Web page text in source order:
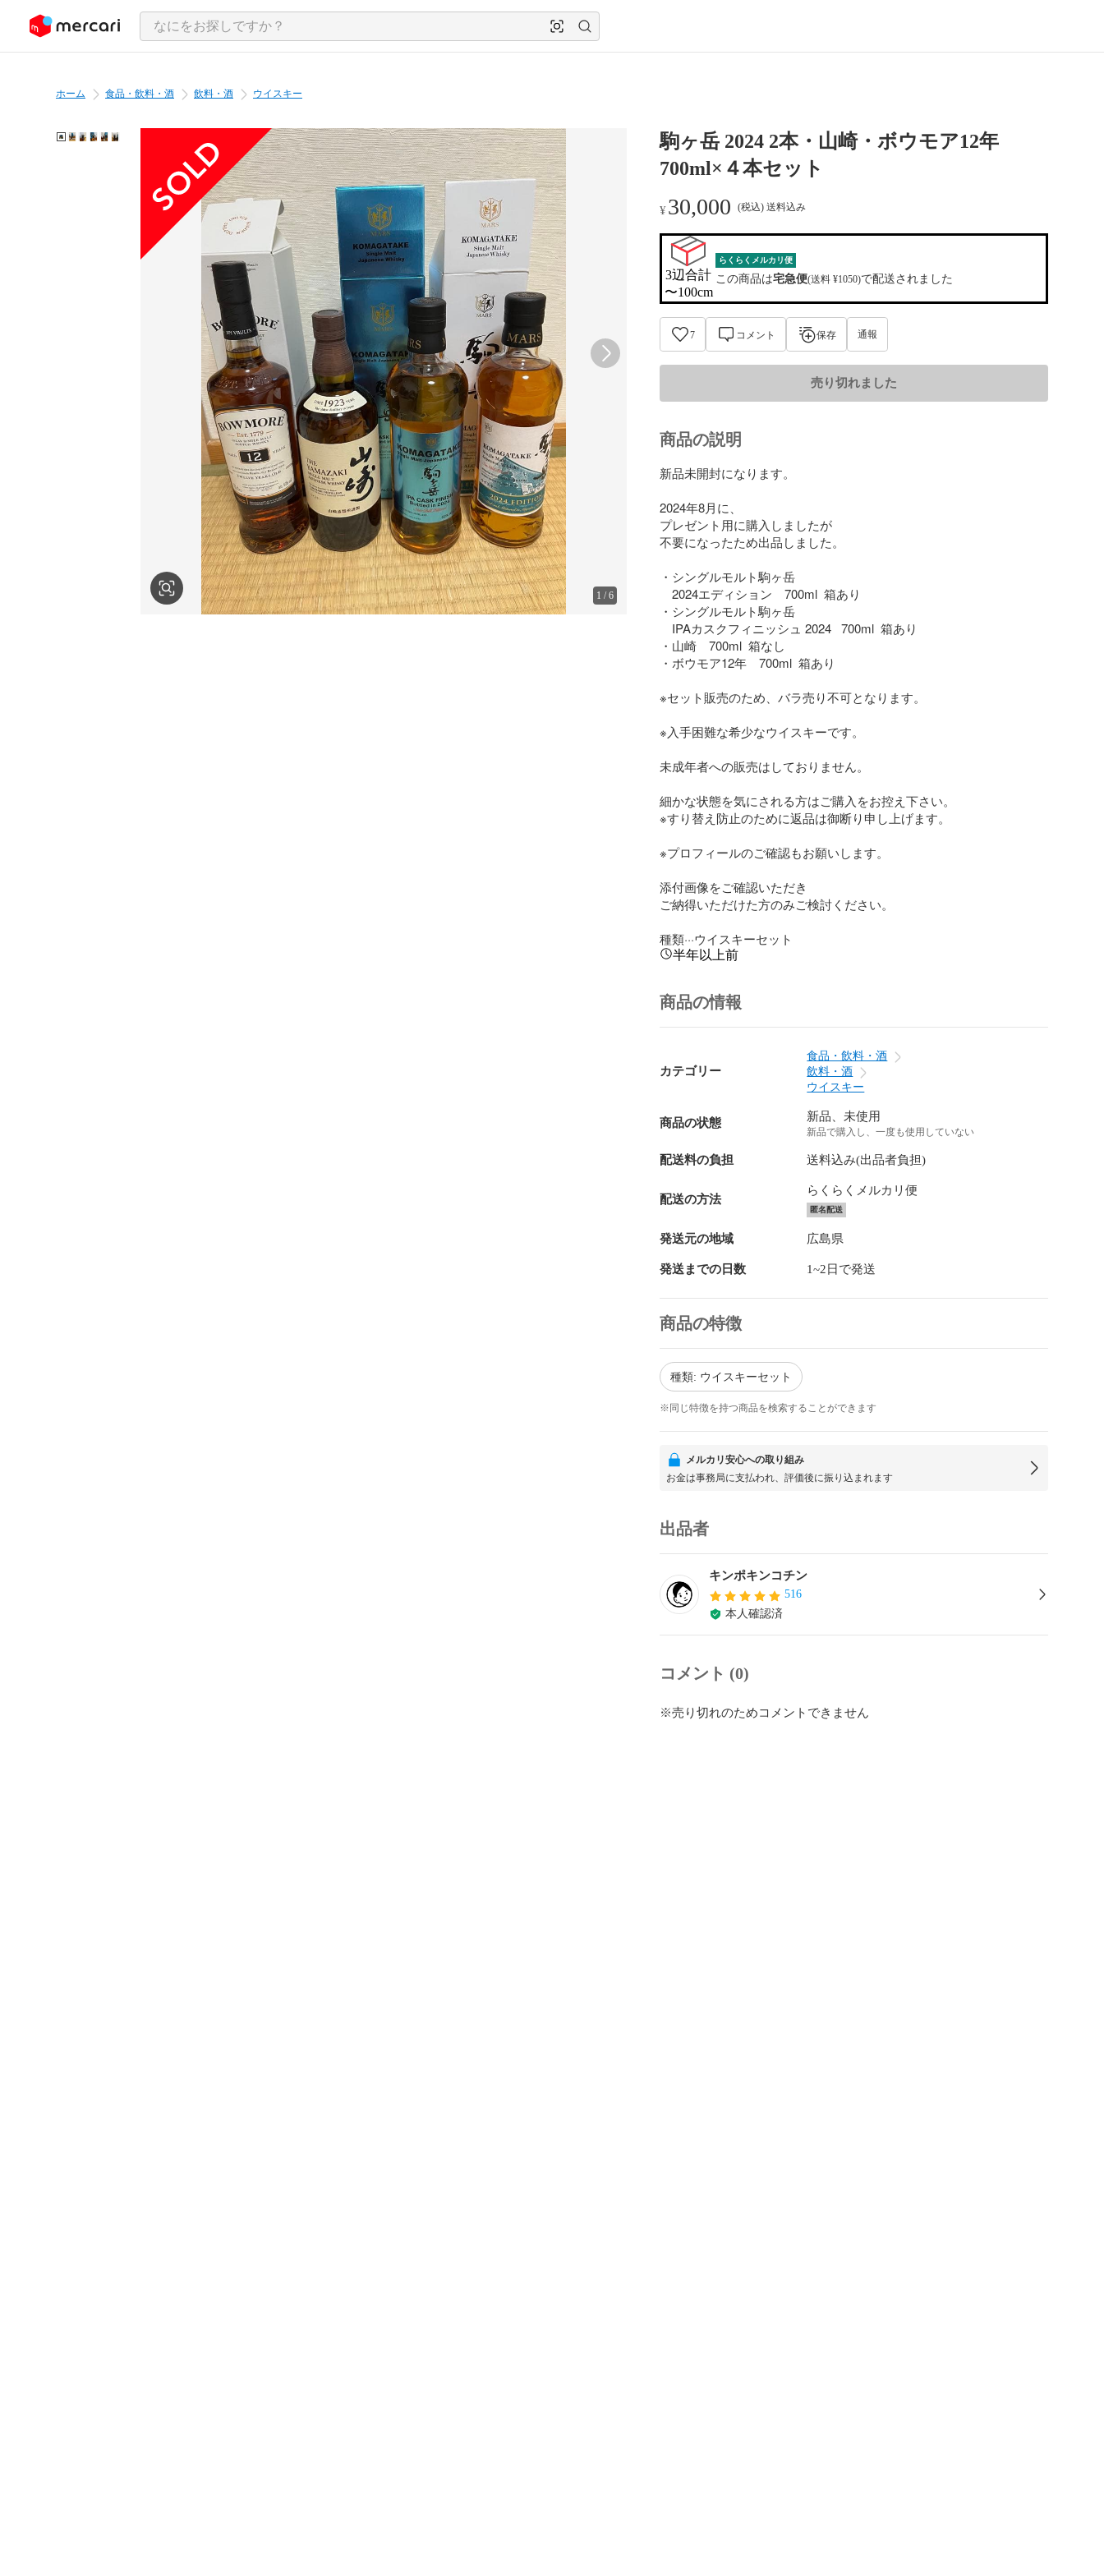
ツにスキップ
ホーム 食品・飲料・酒 飲料・酒 ウイスキー
1 /6
駒ヶ岳 2024 2本・山崎・ボウモア12年
700ml×４本セット
¥ 30,000 (税込) 送料込み
3辺合計
〜100cm
らくらくメルカリ便
この商品は宅急便(送料 ¥1050)で配送されました
7 コメント 保存 通報
売り切れました
商品の説明
新品未開封になります。
2024年8月に、
プレゼント用に購入しましたが
不要になったため出品しました。
・シングルモルト駒ヶ岳
2024エディション　700ml  箱あり
・シングルモルト駒ヶ岳
IPAカスクフィニッシュ 2024   700ml  箱あり
・山崎　700ml  箱なし
・ボウモア12年　700ml  箱あり
※セット販売のため、バラ売り不可となります。
※入手困難な希少なウイスキーです。
未成年者への販売はしておりません。
細かな状態を気にされる方はご購入をお控え下さい。
※すり替え防止のために返品は御断り申し上げます。
※プロフィールのご確認もお願いします。
添付画像をご確認いただき
ご納得いただけた方のみご検討ください。
種類···ウイスキーセット
半年以上前
商品の情報
カテゴリー
食品・飲料・酒
飲料・酒
ウイスキー
商品の状態 新品、未使用
新品で購入し、一度も使用していない
配送料の負担 送料込み(出品者負担)
配送の方法
らくらくメルカリ便
匿名配送
発送元の地域 広島県
発送までの日数 1~2日で発送
商品の特徴
種類: ウイスキーセット
※同じ特徴を持つ商品を検索することができます
メルカリ安心への取り組み
お金は事務局に支払われ、評価後に振り込まれます
出品者
キンポキンコチン
516
本人確認済
コメント (0)
※売り切れのためコメントできません